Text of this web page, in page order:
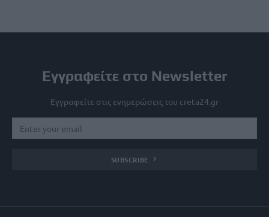
Εγγραφείτε στο Newsletter
Εγγραφείτε στις ενημερώσεις του creta24.gr
SUBSCRIBE